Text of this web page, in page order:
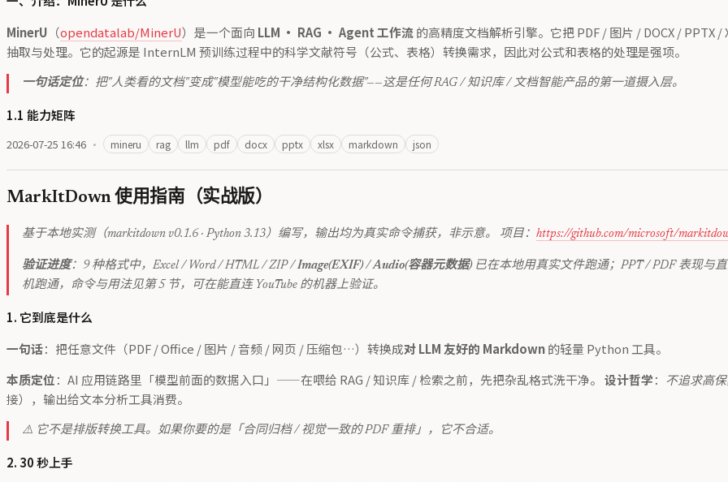
MinerU （opendatalab/MinerU）是一个面向 LLM · RAG · Agent 工作流的高精度文档解析引擎。它把 PDF / 图片 / DOCX / PPTX
抽取与处理。它的起源是 InternLM 预训练过程中的科学文献符号（公式、表格）转换需求，因此对公式和表格的处理是强项。
一句话定位：把"人类看的文档"变成"模型能吃的干净结构化数据"——这是任何 RAG / 知识库 / 文档智能产品的第一道摄入层。
1.1 能力矩阵
2026-07-25 16:46 · mineru rag llm pdf docx pptx xlsx markdown json
MarkItDown 使用指南（实战版）
基于本地实测（markitdown v0.1.6 · Python 3.13）编写，输出均为真实命令捕获，非示意。 项目： https://github.com/microsoft/
验证进度：9 种格式中，Excel / Word / HTML / ZIP / Image(EXIF)/Audio(容器元数据)已在本地用真实文件跑通；PPT / PDF 表现与
机跑通，命令与用法见第 5 节，可在能直连 YouTube 的机器上验证。
1. 它到底是什么
一句话：把任意文件（PDF / Office / 图片 / 音频 / 网页 / 压缩包…）转换成对 LLM 友好的 Markdown的轻量 Python 工具。
本质定位：AI 应用链路里「模型前面的数据入口」——在喂给 RAG / 知识库 / 检索之前，先把杂乱格式洗干净。 设计哲学： 不追求高
接），输出给文本分析工具消费。
⚠️ 它不是排版转换工具。如果你要的是「合同归档 / 视觉一致的 PDF 重排」，它不合适。
2. 30 秒上手